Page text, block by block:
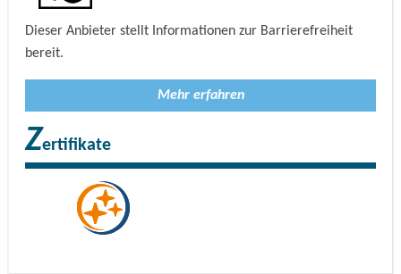
Dieser Anbieter stellt Informationen zur Barrierefreiheit
bereit.
Mehr erfahren
Zertifikate